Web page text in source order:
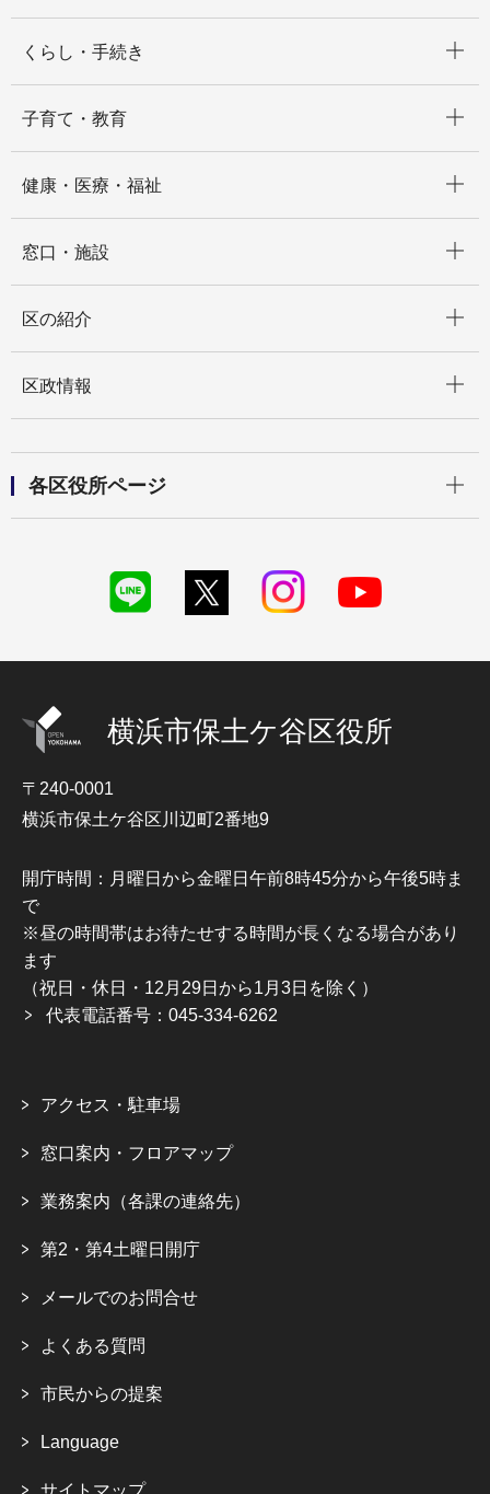
くらし・手続き
子育て・教育
健康・医療・福祉
窓口・施設
区の紹介
区政情報
各区役所ページ
横浜市保土ケ谷区役所
〒240-0001
横浜市保土ケ谷区川辺町2番地9
開庁時間：月曜日から金曜日午前8時45分から午後5時ま
で
※昼の時間帯はお待たせする時間が長くなる場合があり
ます
（祝日・休日・12月29日から1月3日を除く）
代表電話番号：045-334-6262
アクセス・駐車場
窓口案内・フロアマップ
業務案内（各課の連絡先）
第2・第4土曜日開庁
メールでのお問合せ
よくある質問
市民からの提案
Language
サイトマップ